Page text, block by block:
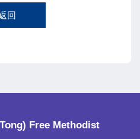
回
Free Methodist